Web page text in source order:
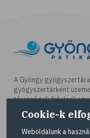
# mozgás
# síelés
# szánkózás
# snowboard
# korcsolyázás
A Gyöngy
gyógyszertárként
társaságok felelnek az
működésért. A Gyöngy
elérhetőségeit a
tekintheti meg.
Cookie-k
Weboldalunk a